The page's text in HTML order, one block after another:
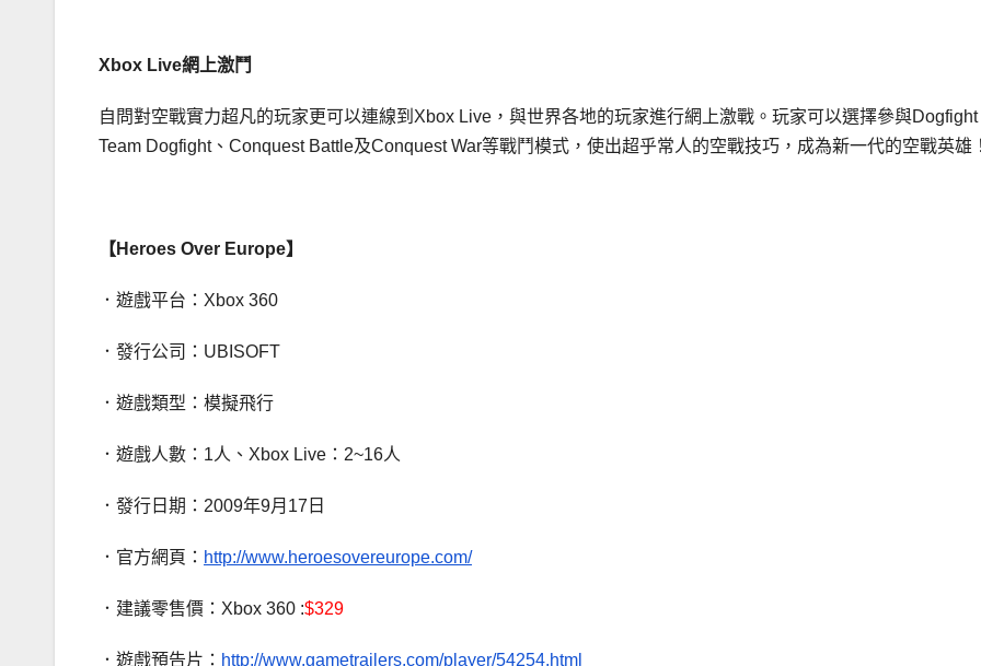
Xbox Live網上激鬥
自問對空戰實力超凡的玩家更可以連線到Xbox Live，與世界各地的玩家進行網上激戰。玩家可以選擇參與Dogfight
Team Dogfight、Conquest Battle及Conquest War等戰鬥模式，使出超乎常人的空戰技巧，成為新一代的空戰英雄！
【Heroes Over Europe】
．遊戲平台：Xbox 360
．發行公司：UBISOFT
．遊戲類型：模擬飛行
．遊戲人數：1人、Xbox Live：2~16人
．發行日期：2009年9月17日
．官方網頁： http://www.heroesovereurope.com/
．建議零售價：Xbox 360 :$329
．遊戲預告片： http://www.gametrailers.com/player/54254.html